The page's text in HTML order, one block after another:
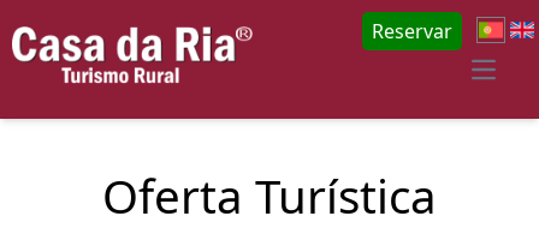
Reservar
Open
Oferta Turística